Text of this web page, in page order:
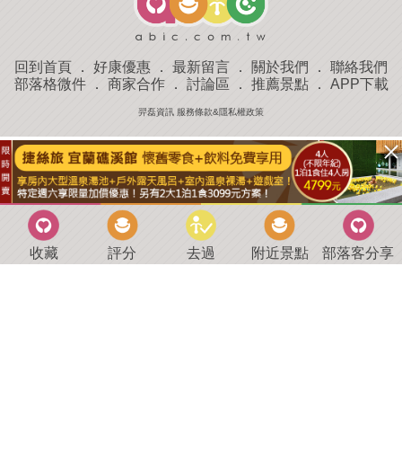
回到首頁 ． 好康優惠 ． 最新留言 ． 關於我們 ． 聯絡我們
部落格微件． 商家合作． 討論區 ． 推薦景點． APP下載
羿磊資訊 服務條款&隱私權政策
收藏 評分 去過 附近景點 部落客分享